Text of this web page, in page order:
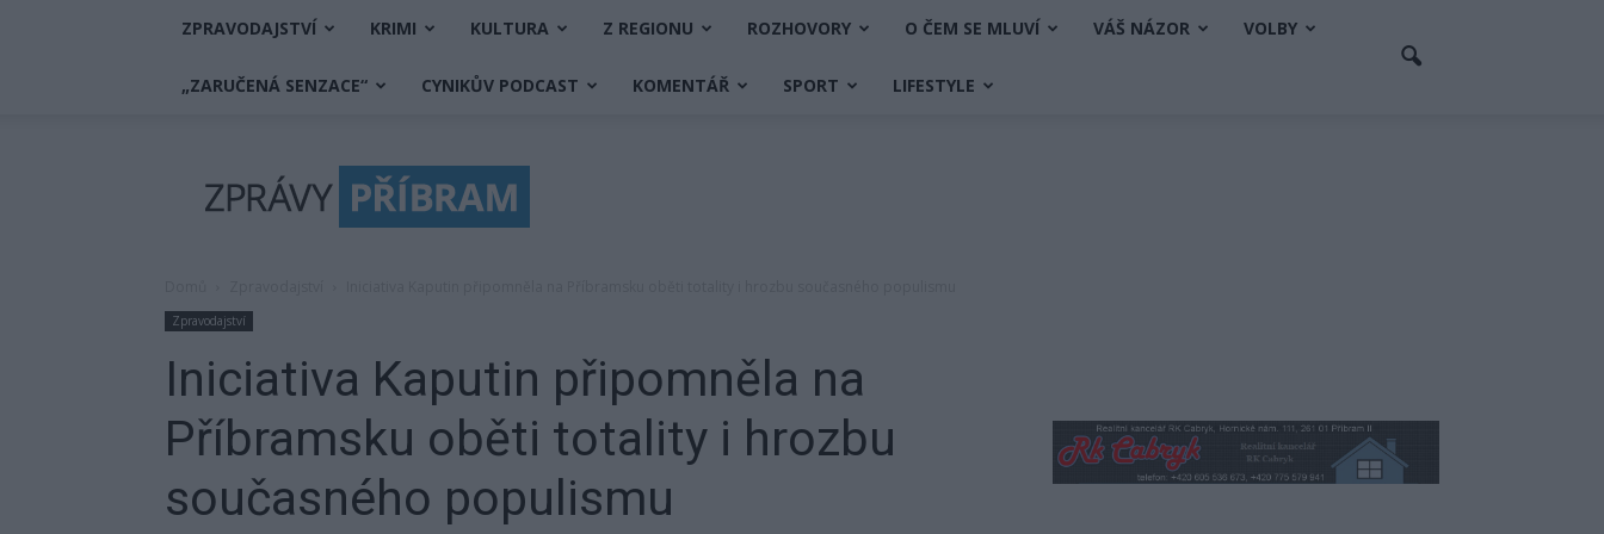
ZPRAVODAJSTVÍ KRIMI KULTURA Z REGIONU ROZHOVORY O ČEM SE MLUVÍ VÁŠ NÁZOR VOLBY
„ZARUČENÁ SENZACE“ CYNIKŮV PODCAST KOMENTÁŘ SPORT LIFESTYLE
Příbram
Zpravodajství
Iniciativa Kaputin připomněla na
Příbramsku oběti totality i hrozbu
současného populismu